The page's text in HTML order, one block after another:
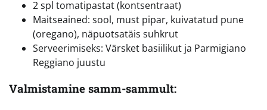
2 spl tomatipastat (kontsentraat)
Maitseained: sool, must pipar, kuivatatud pune
(oregano), näpuotsatäis suhkrut
Serveerimiseks: Värsket basiilikut ja Parmigiano
Reggiano juustu
Valmistamine samm-sammult: